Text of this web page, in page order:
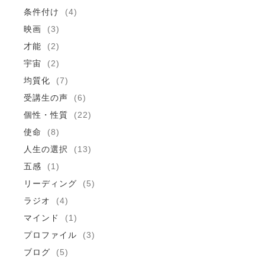
条件付け
(4)
映画
(3)
才能
(2)
宇宙
(2)
均質化
(7)
受講生の声
(6)
個性・性質
(22)
使命
(8)
人生の選択
(13)
五感
(1)
リーディング
(5)
ラジオ
(4)
マインド
(1)
プロファイル
(3)
ブログ
(5)